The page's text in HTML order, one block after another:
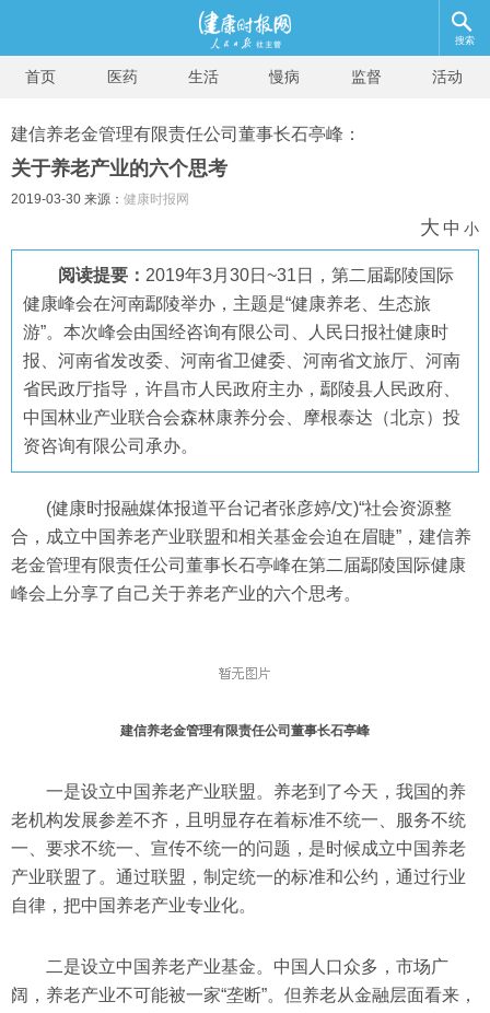
搜索
首页 医药 生活 慢病 监督 活动
建信养老金管理有限责任公司董事长石亭峰：
关于养老产业的六个思考
2019-03-30 来源： 健康时报网
大 中 小
阅读提要： 2019年3月30日~31日，第二届鄢陵国际
健康峰会在河南鄢陵举办，主题是“健康养老、生态旅
游”。本次峰会由国经咨询有限公司、人民日报社健康时
报、河南省发改委、河南省卫健委、河南省文旅厅、河南
省民政厅指导，许昌市人民政府主办，鄢陵县人民政府、
中国林业产业联合会森林康养分会、摩根泰达（北京）投
资咨询有限公司承办。
(健康时报融媒体报道平台记者张彦婷/文)“社会资源整
合，成立中国养老产业联盟和相关基金会迫在眉睫”，建信养
老金管理有限责任公司董事长石亭峰在第二届鄢陵国际健康
峰会上分享了自己关于养老产业的六个思考。
建信养老金管理有限责任公司董事长石亭峰
一是设立中国养老产业联盟。养老到了今天，我国的养
老机构发展参差不齐，且明显存在着标准不统一、服务不统
一、要求不统一、宣传不统一的问题，是时候成立中国养老
产业联盟了。通过联盟，制定统一的标准和公约，通过行业
自律，把中国养老产业专业化。
二是设立中国养老产业基金。中国人口众多，市场广
阔，养老产业不可能被一家“垄断”。但养老从金融层面看来，